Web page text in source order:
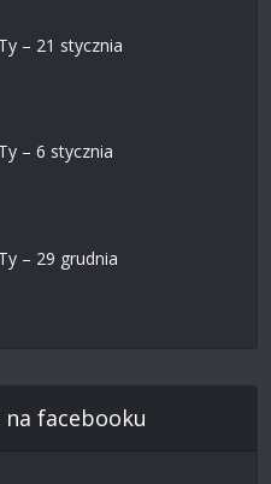
– 21 stycznia
– 6 stycznia
– 29 grudnia
na facebooku